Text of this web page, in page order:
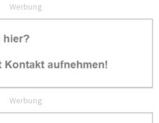
Werbung
Werbung